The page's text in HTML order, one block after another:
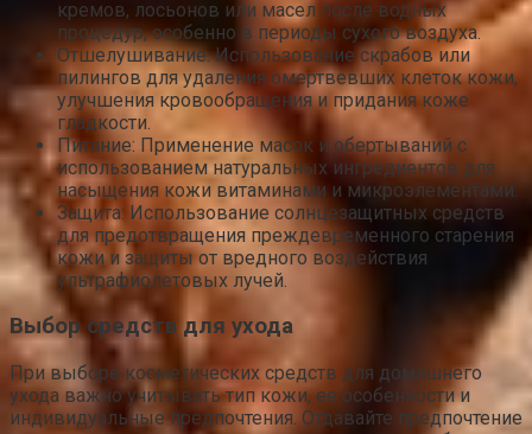
кремов, лосьонов или масел после водных
процедур, особенно в периоды сухого воздуха.
Отшелушивание: Использование скрабов или
пилингов для удаления омертвевших клеток кожи,
улучшения кровообращения и придания коже
гладкости.
Питание: Применение масок и обертываний с
использованием натуральных ингредиентов для
насыщения кожи витаминами и микроэлементами.
Защита: Использование солнцезащитных средств
для предотвращения преждевременного старения
кожи и защиты от вредного воздействия
ультрафиолетовых лучей.
Выбор средств для ухода
При выборе косметических средств для домашнего
ухода важно учитывать тип кожи, ее особенности и
индивидуальные предпочтения. Отдавайте предпочтение